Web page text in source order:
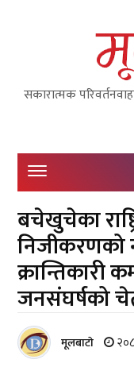
सकारात्मक
बचेखुचेका
निजीकरणको
क्रान्तिकारी
जनसंघर्षको
मूलबाटाे